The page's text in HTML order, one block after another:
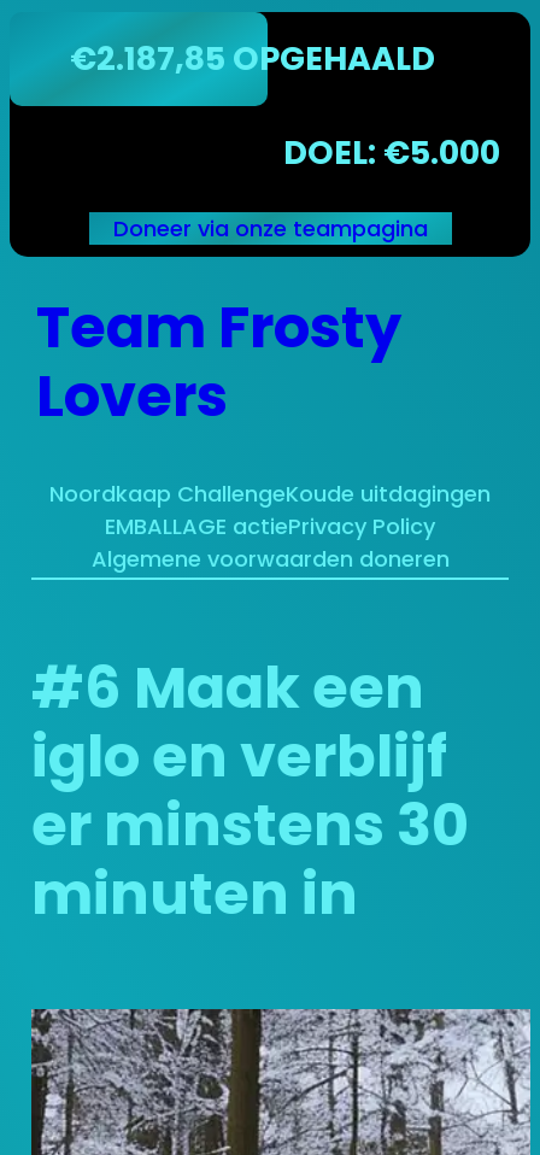
€2.187,85 OPGEHAALD
DOEL: €5.000
Doneer via onze teampagina
naar
inhoud
Team Frosty
Lovers
Noordkaap ChallengeKoude uitdagingen
EMBALLAGE actiePrivacy Policy
Algemene voorwaarden doneren
#6 Maak een
iglo en verblijf
er minstens 30
minuten in